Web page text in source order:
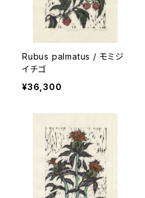
Rubus palmatus / モミジ
イチゴ
¥36,300